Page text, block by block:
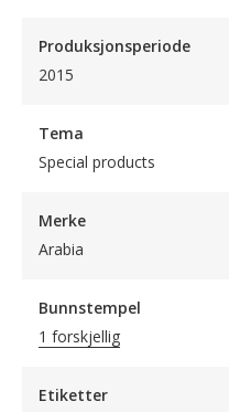
Produksjonsperiode
2015
Tema
Special products
Merke
Arabia
Bunnstempel
1 forskjellig
Etiketter